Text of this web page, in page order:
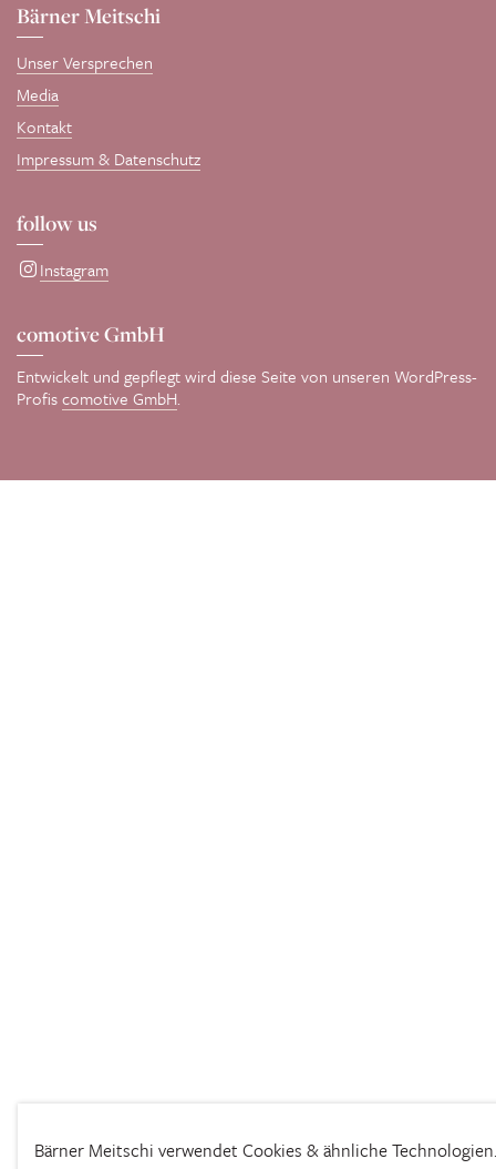
Bärner Meitschi verwendet Cookies & ähnliche Technologien.
Bärner Meitschi
Unser Versprechen
Media
Kontakt
Impressum & Datenschutz
follow us
Instagram
comotive GmbH
Entwickelt und gepflegt wird diese Seite von unseren WordPress-
Profiscomotive GmbH.